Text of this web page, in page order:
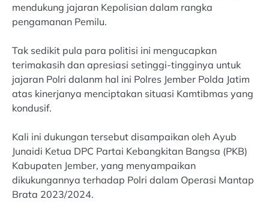
mendukung jajaran Kepolisian dalam rangka
pengamanan Pemilu.
Tak sedikit pula para politisi ini mengucapkan
terimakasih dan apresiasi setinggi-tingginya untuk
jajaran Polri dalanm hal ini Polres Jember Polda Jatim
atas kinerjanya menciptakan situasi Kamtibmas yang
kondusif.
Kali ini dukungan tersebut disampaikan oleh Ayub
Junaidi Ketua DPC Partai Kebangkitan Bangsa (PKB)
Kabupaten Jember, yang menyampaikan
dikukungannya terhadap Polri dalam Operasi Mantap
Brata 2023/2024.